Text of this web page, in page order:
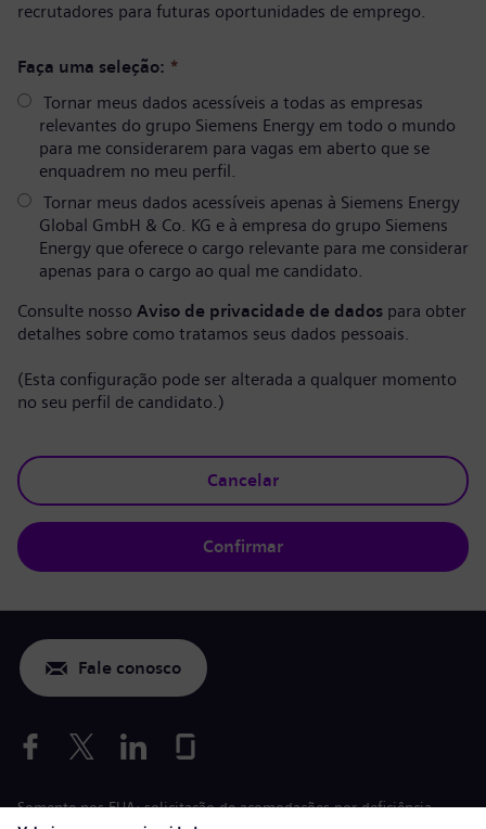
recrutadores para futuras oportunidades de emprego.
Faça uma seleção: *
Tornar meus dados acessíveis a todas as empresas
relevantes do grupo Siemens Energy em todo o mundo
para me considerarem para vagas em aberto que se
enquadrem no meu perfil.
Tornar meus dados acessíveis apenas à Siemens Energy
Global GmbH & Co. KG e à empresa do grupo Siemens
Energy que oferece o cargo relevante para me considerar
apenas para o cargo ao qual me candidato.
Consulte nosso Aviso de privacidade de dados para obter
detalhes sobre como tratamos seus dados pessoais.
(Esta configuração pode ser alterada a qualquer momento
no seu perfil de candidato.)
Cancelar
Confirmar
Fale conosco
Somente nos EUA: solicitação de acomodações por deficiência